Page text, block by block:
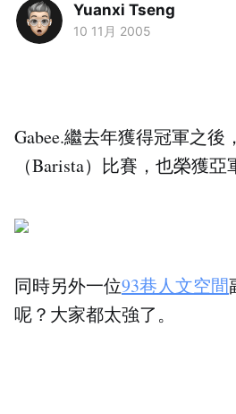
Yuanxi Tseng
10 11月 2005
Gabee.繼去年獲得冠軍之
（Barista）比賽，也榮獲亞
同時另外一位93巷人文空間
呢？大家都太強了。